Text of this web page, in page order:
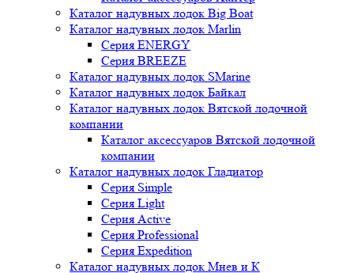
Каталог надувных лодок Big Boat
Каталог надувных лодок Marlin
Серия ENERGY
Серия BREEZE
Каталог надувных лодок SMarine
Каталог надувных лодок Байкал
Каталог надувных лодок Вятской лодочной
компании
Каталог аксессуаров Вятской лодочной
компании
Каталог надувных лодок Гладиатор
Серия Simple
Серия Light
Серия Active
Серия Professional
Серия Expedition
Каталог надувных лодок Мнев и К